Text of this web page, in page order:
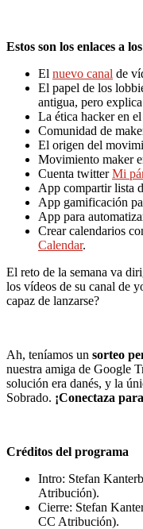
Estos son los enlaces a
El nuevo canal de
El papel de los
antigua, pero
La ética hacker en
Comunidad de
El origen del
Movimiento maker
Cuenta twitterMi
App compartir lista
App gamificación
App para
Crear calendarios
Calendar.
El reto de la semana va
los vídeos de su canal de
capaz de lanzarse?
Ah, teníamos un sorteo
nuestra amiga de Google
solución era danés, y la
Sobrado. ¡Conectaza
Créditos del programa
Intro: Stefan
Atribución).
Cierre: Stefan
CC Atribución).